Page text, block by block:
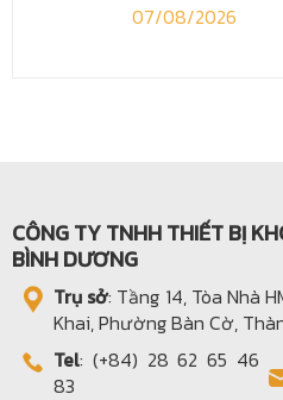
07/08/2026
CÔNG TY TNHH THIẾT BỊ
BÌNH DƯƠNG
Trụ sở: Tầng 14, Tòa Nhà
Khai, Phường Bàn Cờ,
Tel: (+84) 28 62 65 46
83